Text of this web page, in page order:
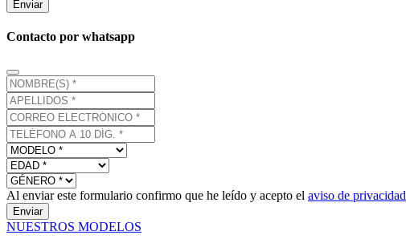
Enviar
Contacto por whatsapp
Al enviar este formulario confirmo que he leído y acepto el aviso de privacidad
Enviar
NUESTROS MODELOS